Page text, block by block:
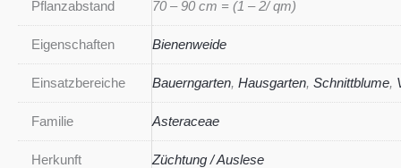
Pflanzabstand 70 – 90 cm = (1 – 2/ qm)
Eigenschaften Bienenweide
Einsatzbereiche Bauerngarten, Hausgarten, Schnittblume,
Familie Asteraceae
Herkunft Züchtung / Auslese